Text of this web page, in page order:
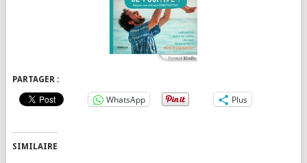
PARTAGER :
WhatsApp Plus
SIMILAIRE